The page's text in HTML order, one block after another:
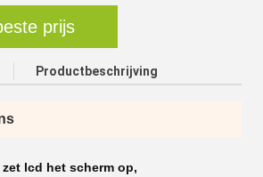
prijs
Productbeschrijving
lcd het scherm op,